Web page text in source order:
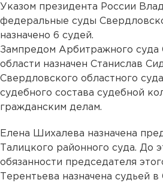
Указом президента России
федеральные суды
назначено 6 судей.
Зампредом Арбитражного суда
области назначен Станислав
Свердловского областного
судебного состава судебной
гражданским делам.
Елена Шихалева назначена
Талицкого районного суда. До
обязанности председателя
Терентьева назначена судьей